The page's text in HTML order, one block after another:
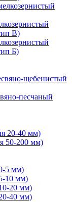
В)
Б)
щебенистый
песчаный
20-40 мм)
50-200 мм)
5 мм)
10 мм)
20 мм)
40 мм)